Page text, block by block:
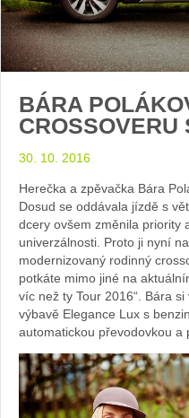
BÁRA
CROSSOVERU
30. 10. 2016
Herečka a zpěvačka Bára
Dosud se oddávala jízdě s
dcery ovšem změnila priority
univerzálnosti. Proto ji nyní
modernizovaný rodinný
potkáte mimo jiné na
víc než ty Tour 2016“. Bára
výbavě Elegance Lux s
automatickou převodovkou a